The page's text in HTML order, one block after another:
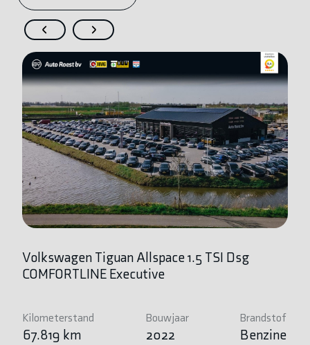
Volkswagen Tiguan Allspace 1.5 TSI Dsg
COMFORTLINE Executive
Kilometerstand
67.819 km
Bouwjaar
2022
Brandstof
Benzine